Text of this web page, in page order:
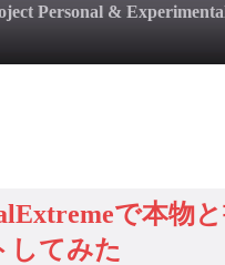
Personal &
で本物
してみた